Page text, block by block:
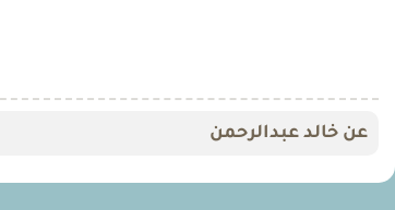
عن خالد عبدالرحمن